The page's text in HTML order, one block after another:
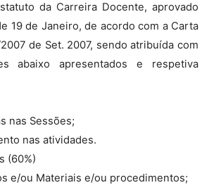
da Carreira Docente, aprovado
19 de Janeiro, de acordo com a Carta
2007 de Set. 2007, sendo atribuída com
abaixo apresentados e respetiva
nas Sessões;
nas atividades.
(60%)
e/ou Materiais e/ou procedimentos;